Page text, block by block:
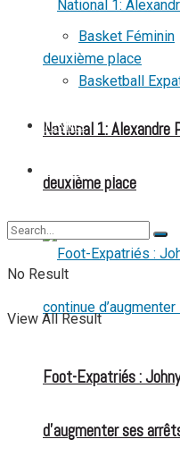
National 1: Alexandre
deuxième place
Foot-Expatriés :
d’augmenter ses
Basket Féminin
Basketball
TENNIS
No Result
View All Result